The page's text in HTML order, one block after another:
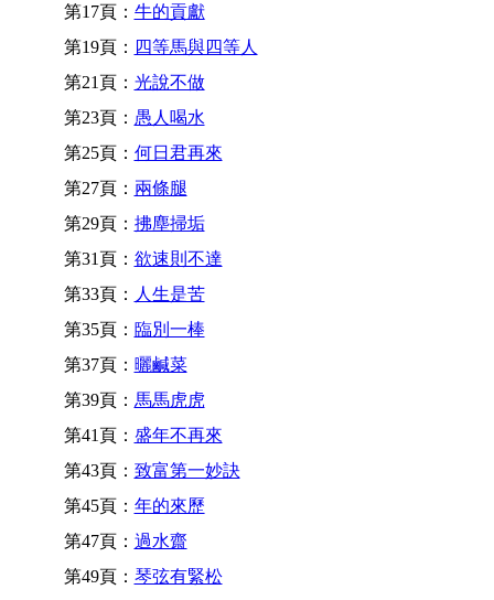
第17頁： 牛的貢獻
第19頁： 四等馬與四等人
第21頁： 光說不做
第23頁： 愚人喝水
第25頁： 何日君再來
第27頁： 兩條腿
第29頁： 拂塵掃垢
第31頁： 欲速則不達
第33頁： 人生是苦
第35頁： 臨別一棒
第37頁： 曬鹹菜
第39頁： 馬馬虎虎
第41頁： 盛年不再來
第43頁： 致富第一妙訣
第45頁： 年的來歷
第47頁： 過水齋
第49頁： 琴弦有緊松